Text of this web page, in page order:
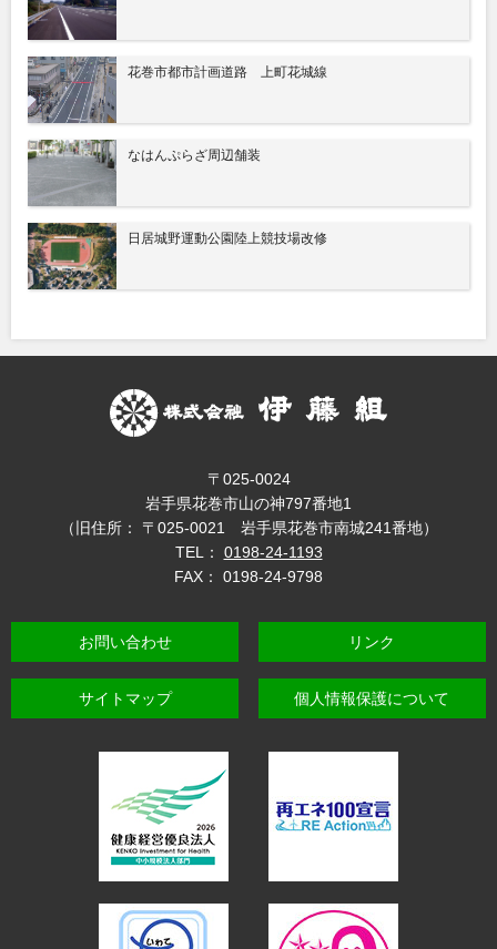
花巻市都市計画道路 上町花城線
なはんぷらざ周辺舗装
日居城野運動公園陸上競技場改修
〒025-0024
岩手県花巻市山の神797番地1
（旧住所： 〒025-0021 岩手県花巻市南城241番地）
TEL： 0198-24-1193
FAX： 0198-24-9798
お問い合わせ リンク
サイトマップ 個人情報保護について